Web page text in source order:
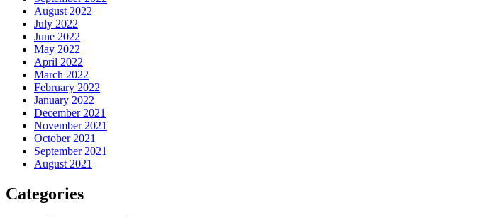
August 2022
July 2022
June 2022
May 2022
April 2022
March 2022
February 2022
January 2022
December 2021
November 2021
October 2021
September 2021
August 2021
Categories